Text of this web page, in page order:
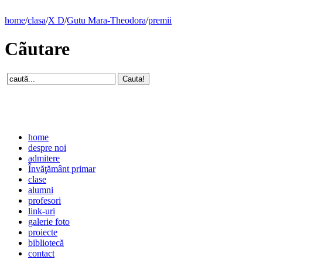
home/clasa/X D/Gutu Mara-Theodora/premii
Cãutare
home
despre noi
admitere
Învăţământ primar
clase
alumni
profesori
link-uri
galerie foto
proiecte
bibliotecă
contact